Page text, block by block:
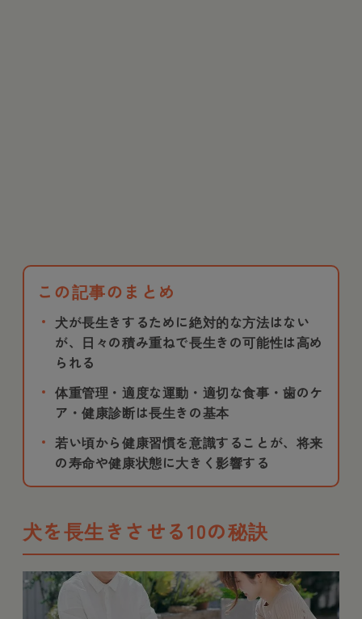
この記事のまとめ
犬が長生きするために絶対的な方法はない
が、日々の積み重ねで長生きの可能性は高め
られる
体重管理・適度な運動・適切な食事・歯のケ
ア・健康診断は長生きの基本
若い頃から健康習慣を意識することが、将来
の寿命や健康状態に大きく影響する
犬を長生きさせる10の秘訣